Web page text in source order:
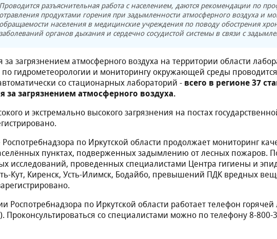
Проводится разъяснительная работа с населением, даются рекомендации по
отравления продуктами горения при задымленности атмосферного воздуха и
обращаемости населения в медицинские учреждения по поводу обострения
органов дыхания и сердечно сосудистой системы в связи с
загрязнением атмосферного воздуха на территории области
гидрометеорологии и мониторингу окружающей среды
со стационарных лабораторий - всего в регионе 37
за загрязнением атмосферного воздуха.
и экстремально высокого загрязнения на постах
по Иркутской области продолжает мониторинг
пунктах, подверженных задымлению от лесных пожаров.
исследований, проведенных специалистами Центра гигиены и
Кут, Киренск, Усть-Илимск, Бодайбо, превышений ПДК вредных
Роспотребнадзора по Иркутской области работает телефон
Проконсультироваться со специалистами можно по телефону 8-800-